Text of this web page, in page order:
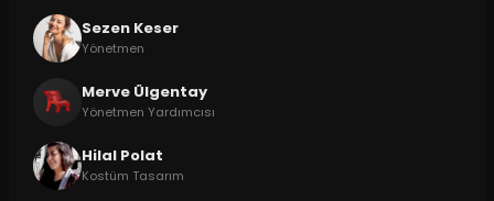
Sezen Keser
Yönetmen
Merve Ülgentay
Yönetmen Yardımcısı
Hilal Polat
Kostüm Tasarım